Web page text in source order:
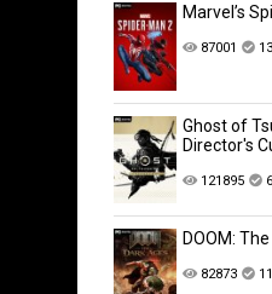
Marvel’s
87001
Ghost of
Director's
121895
DOOM:
82873